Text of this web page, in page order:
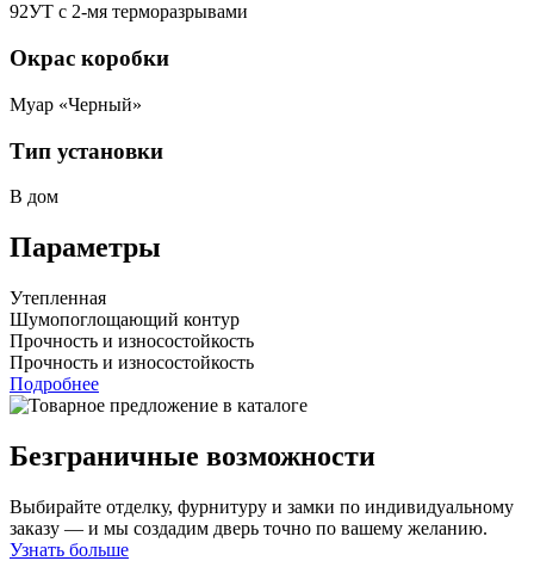
92УТ с 2-мя терморазрывами
Окрас коробки
Муар «Черный»
Тип установки
В дом
Параметры
Утепленная
Шумопоглощающий контур
Прочность и износостойкость
Прочность и износостойкость
Подробнее
Безграничные возможности
Выбирайте отделку, фурнитуру и замки по индивидуальному
заказу — и мы создадим дверь точно по вашему желанию.
Узнать больше